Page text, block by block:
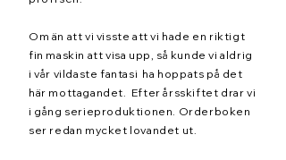
Om än att vi visste att vi hade en riktigt
fin maskin att visa upp, så kunde vi aldrig
i vår vildaste fantasi ha hoppats på det
här mottagandet. Efter årsskiftet drar vi
i gång serieproduktionen. Orderboken
ser redan mycket lovandet ut.